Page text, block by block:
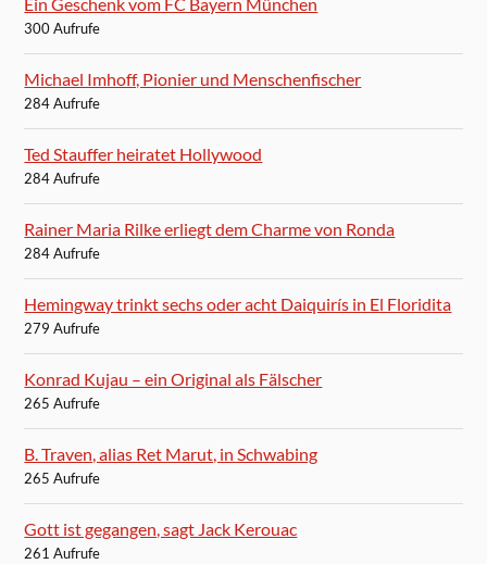
300 Aufrufe
Michael Imhoff, Pionier und Menschenfischer
284 Aufrufe
Ted Stauffer heiratet Hollywood
284 Aufrufe
Rainer Maria Rilke erliegt dem Charme von Ronda
284 Aufrufe
Hemingway trinkt sechs oder acht Daiquirís in El Floridita
279 Aufrufe
Konrad Kujau – ein Original als Fälscher
265 Aufrufe
B. Traven, alias Ret Marut, in Schwabing
265 Aufrufe
Gott ist gegangen, sagt Jack Kerouac
261 Aufrufe